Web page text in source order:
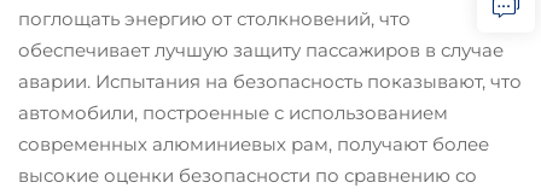
поглощать энергию от столкновений, что
обеспечивает лучшую защиту пассажиров в случае
аварии. Испытания на безопасность показывают, что
автомобили, построенные с использованием
современных алюминиевых рам, получают более
высокие оценки безопасности по сравнению со